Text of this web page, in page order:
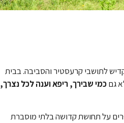
בעיירה הוניאד, אך את עיקר חייו הקדיש לתושבי קרעסטיר והסביבה. בבית
גםכמי שבירך, ריפא וענה לכל נצרך,
על תחושת קדושה בלתי מוסברת